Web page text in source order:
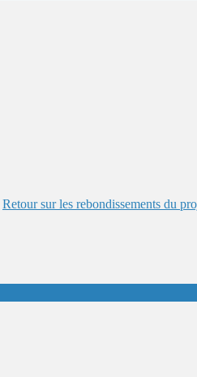
Retour sur les rebondissements du